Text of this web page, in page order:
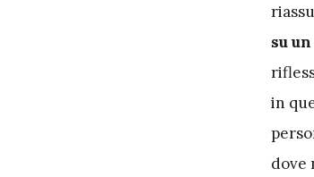
su
in
dove